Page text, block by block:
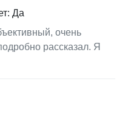
Да
очень
рассказал. Я